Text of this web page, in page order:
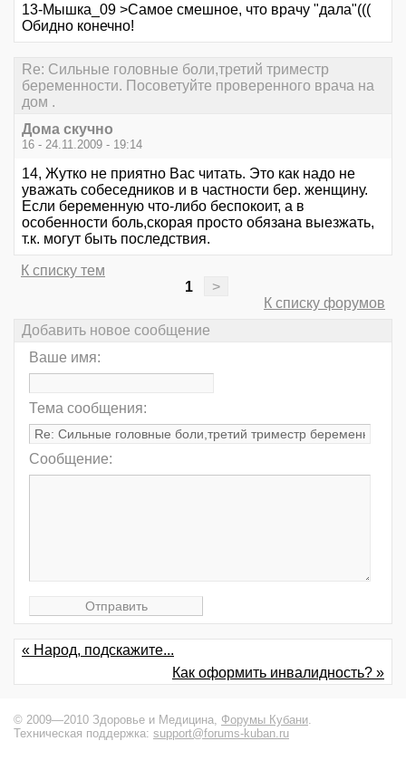
13-Мышка_09 >Самое смешное, что врачу "дала"(((
Обидно конечно!
Re: Сильные головные боли,третий триместр
беременности. Посоветуйте проверенного врача на
дом .
Дома скучно
16 - 24.11.2009 - 19:14
14, Жутко не приятно Вас читать. Это как надо не
уважать собеседников и в частности бер. женщину.
Если беременную что-либо беспокоит, а в
особенности боль,скорая просто обязана выезжать,
т.к. могут быть последствия.
К списку тем
1
>
К списку форумов
Добавить новое сообщение
Ваше имя:
Тема сообщения:
Сообщение:
« Народ, подскажите...
Как оформить инвалидность? »
© 2009—2010 Здоровье и Медицина, Форумы Кубани
Техническая поддержка: support@forums-kuban.ru